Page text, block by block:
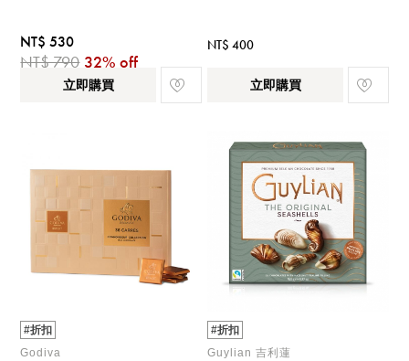
NT$ 530
NT$ 790 32% off
立即購買
NT$ 400
立即購買
#折扣
Godiva
#折扣
Guylian 吉利蓮